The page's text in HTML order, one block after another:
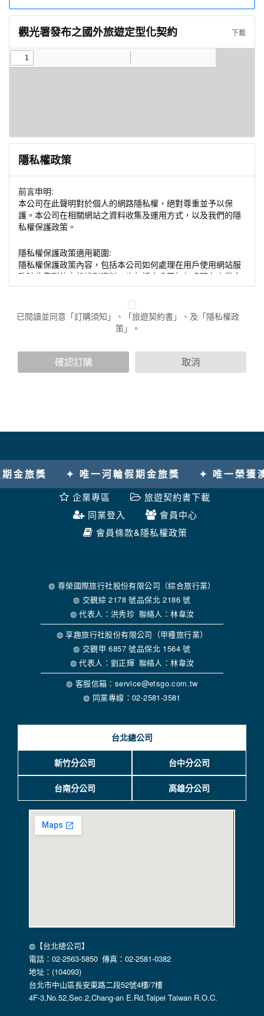
觀光署發布之國外旅遊定型化契約 下載
隱私權政策
前言申明:
本公司在此聲明對於個人的網路隱私權，絕對尊重並予以保
護。本公司在相關網站之資料收集及運用方式，以及我們的隱
私權保護政策。
隱私權保護政策適用範圍:
隱私權保護政策內容，包括本公司如何處理在用戶使用網站服
務時收集到的身份識別資料，也包括本公司如何處理在商業合
作與本公司合作時分享的任何身份識別資料。隱私權保護政策
不適用於本公司以外的公司或網站群，與非本站所僱用或管理
人員。例如您透過本公司旗下網站上的廣告廠商連結，這些置
放連結的廠商也可能蒐集您個人的資料。對於您主動提供的個
人資訊，這些廣告廠商或連結網站有其個別的隱私權保護政
您個人在本網站上的聊天室或討論區中任意公開個人資料的行
為，在非經加密的保護下，亦不適用於本公司隱私權保護政
個人的資料，其範圍如下：
於一般瀏覽時，伺服器會自行記錄相關行徑，包括您使用連線
設備的 IP 位址、使用時間、使用的瀏覽器、瀏覽及點選資料記
錄等，做為我們增進網站服務的參考依據，此記錄為內部應
用，決不對外公布。
為提供精確的服務，我們會將收集的問卷調查內容進行統計與
分析，分析結果之統計數據或說明文字呈現，除供內部研究
外，我們會視需要公佈統計數據及說明文字，但不涉及特定個
在您於本網站註冊帳號、使用本網站相關產品、服務、活動或
贈獎時，本網站會收集您的個人識別資料，本網站也可以從商
業夥伴處取得個人資料。
當客戶在本網站註冊時，我們會取得您的姓名、電話、住址、
身份證字號、電子郵件、出生日期、性別、行業等相關資料，
當您註冊成功，並登入使用我們的服務後，我們即取得您的資
料。註冊時，本網站取得您的姓名、電話、住址、身份證字
號、電子郵件、出生日期、性別、行業等相關資料，當您註冊
成功，並登入使用我們的服務後，本網站即取得您的資料。
其他除了上述，會保留您在上網瀏覽或查詢時，伺服器自行產
生的相關記錄，包括您使用連線設備的 IP 位址、使用時間、使
的瀏覽器予以標示，歸納使用者瀏覽器在本網站內部所瀏覽的
網頁，除非您願意告知您的個人資料，否則本網站不會也無法
將此項記錄和您對應。請您注意，在本網站網刊登廣告之廠
商，或與連結本網站，也可能蒐集您個人的資料。對於您主動
提供的個人資訊，這些廣告廠商、或連結網站有其個別的私權
保護政策，其資料處理措施不適用本網站隱私權保護政策，本
公司不負任何連帶責任。
本網站將在事前或註冊登錄取得您的同意後，傳送商業性資料
或電子郵件給您。本公司除了在該資料或電子郵件上註明是由
本公司發送，也會在該資料或電子郵件上提供您能隨時停止接
違反本公司旗下網站的會員條款或產品、服務的特定使用指
南。
2.為了保護使用者個人隱私，我們無法為您查詢其他使用者的
帳號資料。若您有相關法律上問題需查閱他人資料時，請務必
向警政單位提出告訴，我們將全力配合警政單位調查並提供所
有相關資料，以協助調查及破案！
已閱讀並同意「訂購須知」、「旅遊契約書」、及「隱私權政
策」。
確認訂購 取消
旅獎 ✦ 唯一河輪假期金旅獎 ✦ 唯一榮獲澳洲
企業專區
旅遊契約書下載
同業登入
會員中心
會員條款&隱私權政策
◍ 尊榮國際旅行社股份有限公司（綜合旅行業）
◍ 交觀綜 2178 號品保北 2186 號
◍ 代表人：洪秀珍 聯絡人：林韋汝
◍ 享趣旅行社股份有限公司（甲種旅行業）
◍ 交觀甲 6857 號品保北 1564 號
◍ 代表人：劉正輝 聯絡人：林韋汝
◍ 客服信箱：service@etsgo.com.tw
◍ 同業專線：02-2581-3581
台北總公司
新竹分公司 台中分公司
台南分公司 高雄分公司
◍【台北總公司】
電話：02-2563-5850 傳真：02-2581-0382
地址：(104093)
台北市中山區長安東路二段52號4樓/7樓
4F-3,No.52,Sec.2,Chang-an E.Rd,Taipei Taiwan R.O.C.